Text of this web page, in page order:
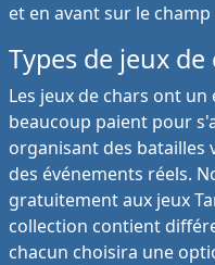
et en avant sur le
Types de jeux de
Les jeux de chars ont
beaucoup paient pour
organisant des batailles
des événements réels.
gratuitement aux jeux
collection contient
chacun choisira une